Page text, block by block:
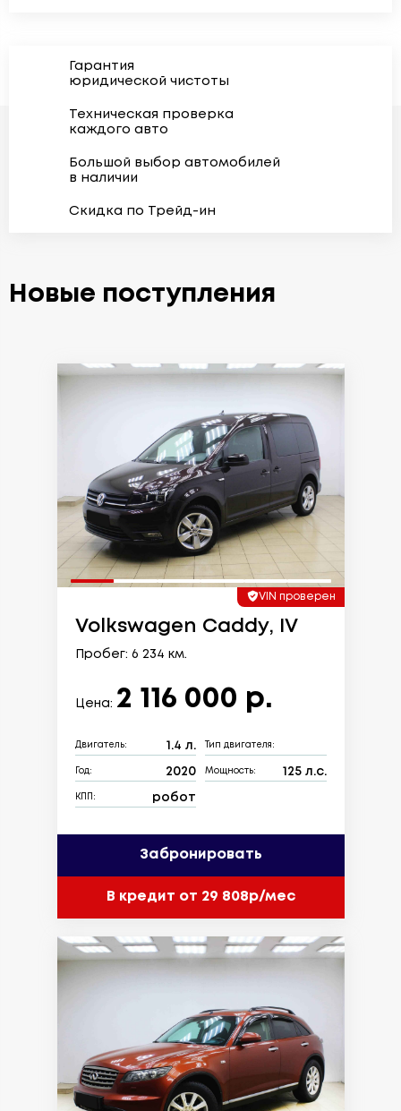
Гарантия
юридической чистоты
Техническая проверка
каждого авто
Большой выбор автомобилей
в наличии
Скидка по Трейд-ин
Новые поступления
VIN проверен
Volkswagen Caddy, IV
Пробег: 6 234 км.
Цена: 2 116 000 р.
Двигатель: 1.4 л. Тип двигателя:
Год: 2020 Мощность: 125 л.с.
КПП: робот
Забронировать
В кредит от 29 808р/мес